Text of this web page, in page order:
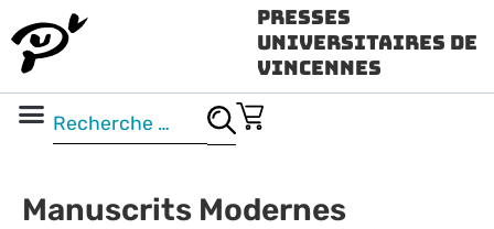
Presses
Universitaires de
Vincennes
Manuscrits Modernes